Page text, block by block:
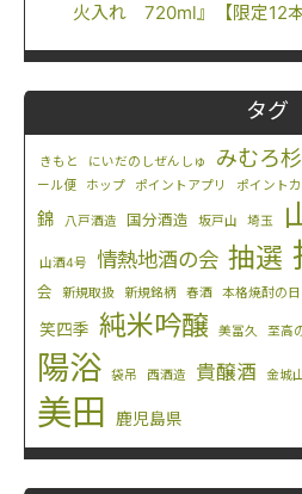
火入れ 720ml』【限定12本
タグ
きもと にいだのしぜんしゅ みむろ杉
ール便
ホップ ポイントアプリ ポイント
錦
八戸酒造 国分酒造 坂戸山 埼玉
山酒4号 情熱地酒の会 抽選
会
新規取扱 新規銘柄 春酒 本格焼酎の日
笑四季 純米吟醸 美冨久 至高
陽浴
袋吊 西酒造 貴醸酒 金城
美田
鹿児島県